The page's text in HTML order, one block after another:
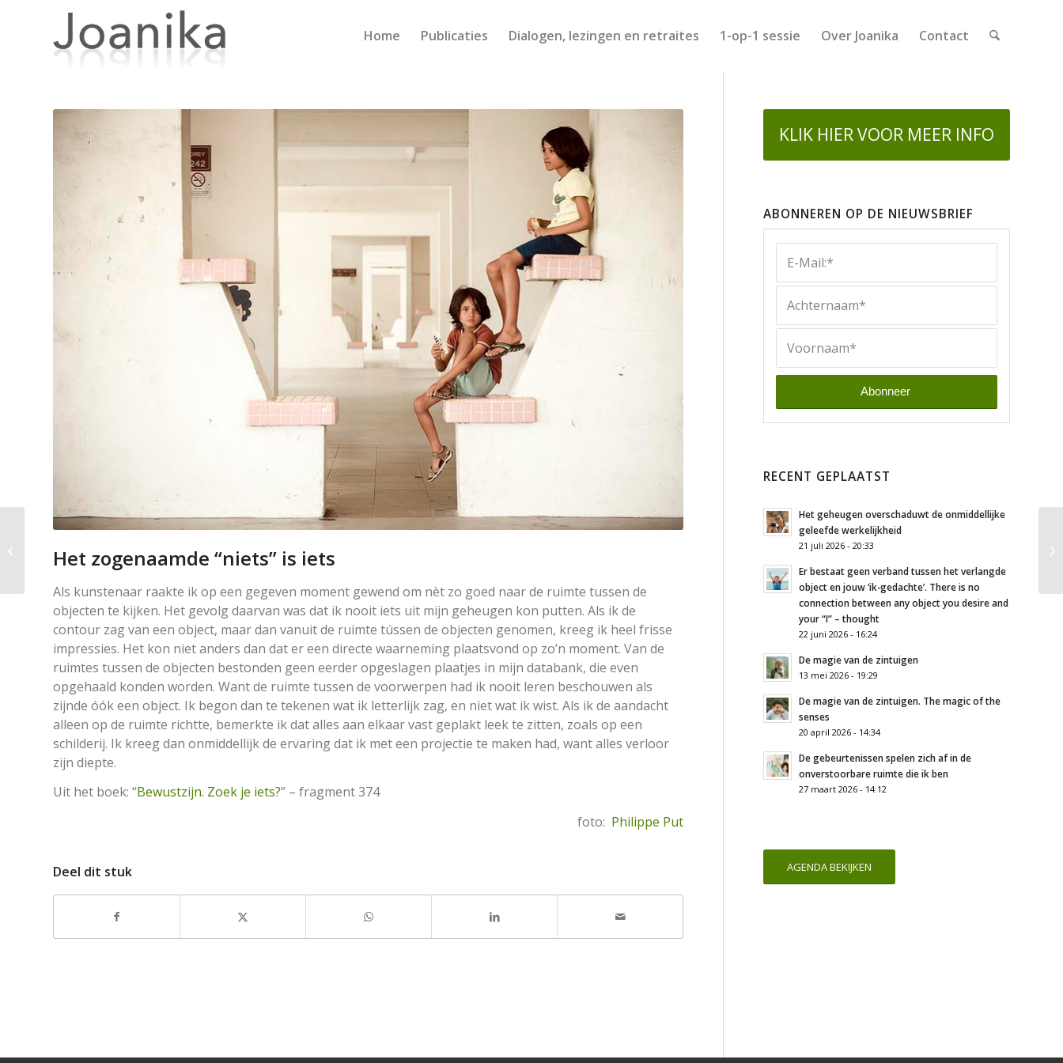
Home Publicaties Dialogen, lezingen en retraites 1-op-1 sessie Over Joanika Contact
Het zogenaamde “niets” is iets
Als kunstenaar raakte ik op een gegeven moment gewend om nèt zo goed naar de ruimte tussen de
objecten te kijken. Het gevolg daarvan was dat ik nooit iets uit mijn geheugen kon putten. Als ik de
contour zag van een object, maar dan vanuit de ruimte tússen de objecten genomen, kreeg ik heel frisse
impressies. Het kon niet anders dan dat er een directe waarneming plaatsvond op zo’n moment. Van de
ruimtes tussen de objecten bestonden geen eerder opgeslagen plaatjes in mijn databank, die even
opgehaald konden worden. Want de ruimte tussen de voorwerpen had ik nooit leren beschouwen als
zijnde óók een object. Ik begon dan te tekenen wat ik letterlijk zag, en niet wat ik wist. Als ik de aandacht
alleen op de ruimte richtte, bemerkte ik dat alles aan elkaar vast geplakt leek te zitten, zoals op een
schilderij. Ik kreeg dan onmiddellijk de ervaring dat ik met een projectie te maken had, want alles verloor
zijn diepte.
Uit het boek: “Bewustzijn. Zoek je iets?” – fragment 374
foto: Philippe Put
Deel dit stuk
KLIK HIER VOOR MEER INFO
ABONNEREN OP DE NIEUWSBRIEF
RECENT GEPLAATST
Het geheugen overschaduwt de onmiddellijke
geleefde werkelijkheid
21 juli 2026 - 20:33
Er bestaat geen verband tussen het verlangde
object en jouw ‘ik-gedachte’. There is no
connection between any object you desire and
your “I” – thought
22 juni 2026 - 16:24
De magie van de zintuigen
13 mei 2026 - 19:29
De magie van de zintuigen. The magic of the
senses
20 april 2026 - 14:34
De gebeurtenissen spelen zich af in de
onverstoorbare ruimte die ik ben
27 maart 2026 - 14:12
AGENDA BEKIJKEN
Er bestaat geen
verlangde object en